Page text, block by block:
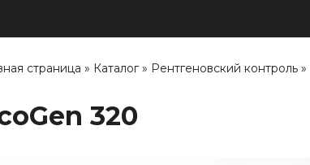
страница » Каталог» Рентгеновский контроль »
320